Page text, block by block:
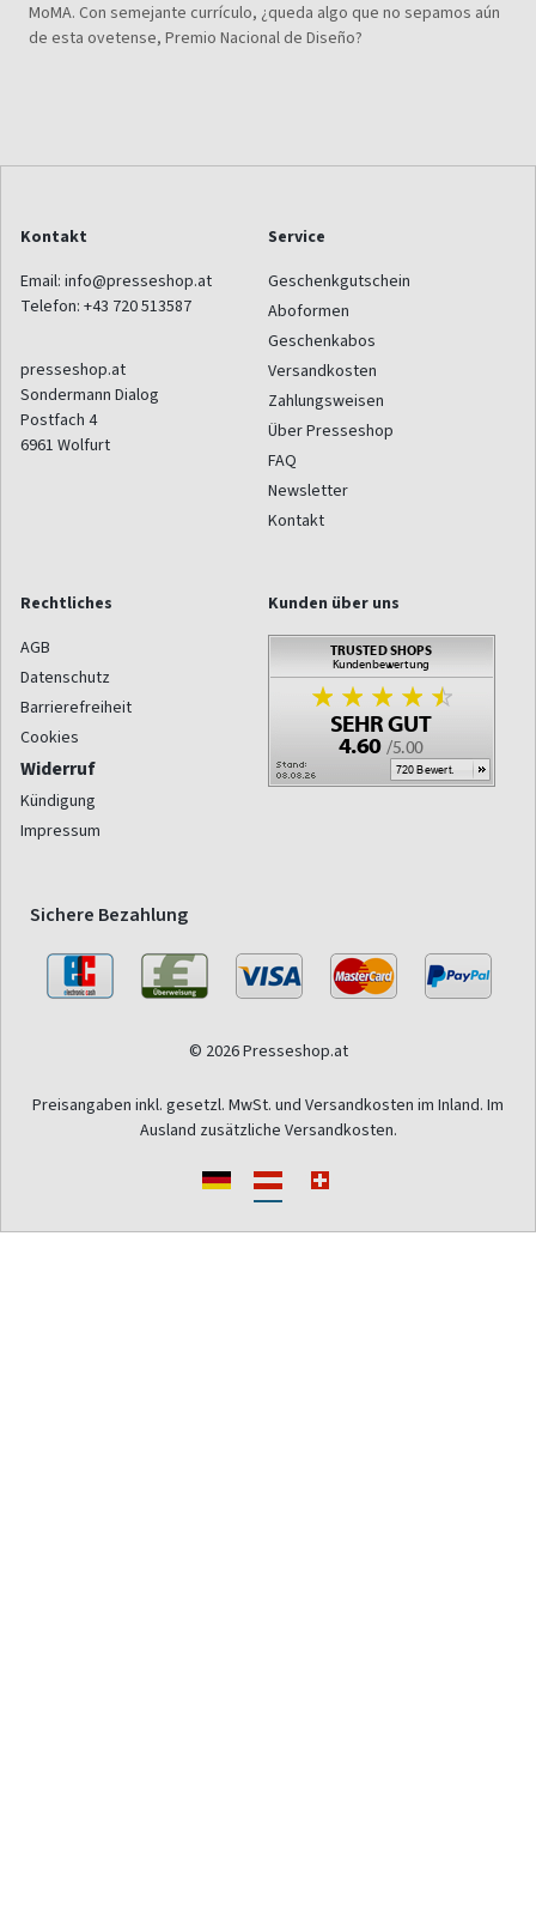
MoMA. Con semejante currículo, ¿queda algo que no sepamos aún
de esta ovetense, Premio Nacional de Diseño?
Kontakt
Email: info@presseshop.at
Telefon: +43 720 513587
presseshop.at
Sondermann Dialog
Postfach 4
6961 Wolfurt
Service
Geschenkgutschein
Aboformen
Geschenkabos
Versandkosten
Zahlungsweisen
Über Presseshop
FAQ
Newsletter
Kontakt
Rechtliches
AGB
Datenschutz
Barrierefreiheit
Cookies
Widerruf
Kündigung
Impressum
Kunden über uns
Sichere Bezahlung
© 2026 Presseshop.at
Preisangaben inkl. gesetzl. MwSt. und Versandkosten im Inland. Im
Ausland zusätzliche Versandkosten.